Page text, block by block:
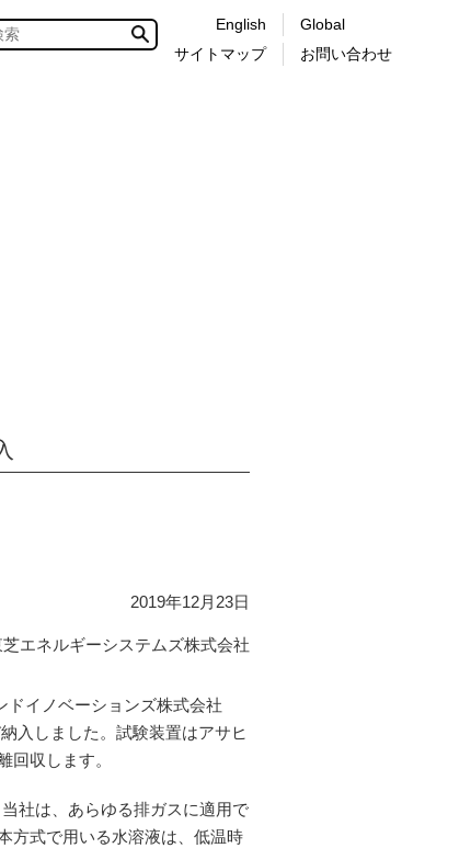
English
サイトマップ
Global
お問い合わせ
2019年12月23日
芝エネルギーシステムズ株式会社
イノベーションズ株式会社
入しました。試験装置はアサヒ
回収します。
社は、あらゆる排ガスに適用で
方式で用いる水溶液は、低温時